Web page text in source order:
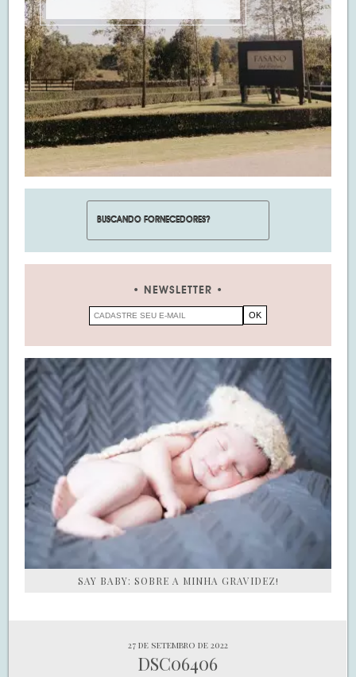
NEWSLETTER
SAY BABY: SOBRE A MINHA GRAVIDEZ!
27 de setembro de 2022
DSC06406